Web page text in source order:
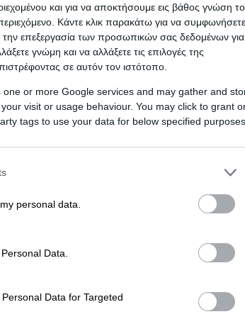
και για να αποκτήσουμε εις βάθος γνώση
περιεχόμενο. Κάντε κλικ παρακάτω για να συμφωνήσετε
την επεξεργασία των προσωπικών σας δεδομένων για
γνώμη και να αλλάξετε τις επιλογές της
σε αυτόν τον ιστότοπο.
or more Google services and may gather and
visit or usage behaviour. You may click to grant
tags to use your data for below specified purposes
personal data.
Data.
Data for Targeted